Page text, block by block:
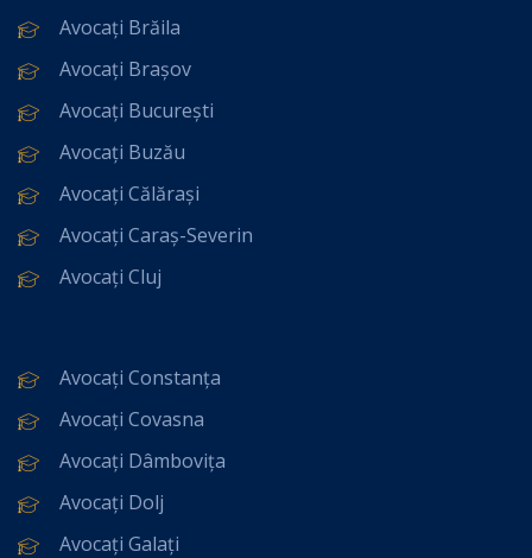
Avocați Brăila
Avocați Brașov
Avocați București
Avocați Buzău
Avocați Călărași
Avocați Caraș-Severin
Avocați Cluj
Avocați Constanța
Avocați Covasna
Avocați Dâmbovița
Avocați Dolj
Avocați Galați